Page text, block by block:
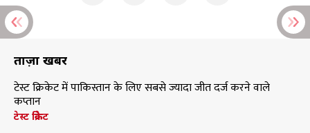
ताज़ा खबरें
टेस्ट क्रिकेट में पाकिस्तान के लिए सबसे ज्यादा जीत दर्ज करने वाले
कप्तान
टेस्ट क्रिकेट